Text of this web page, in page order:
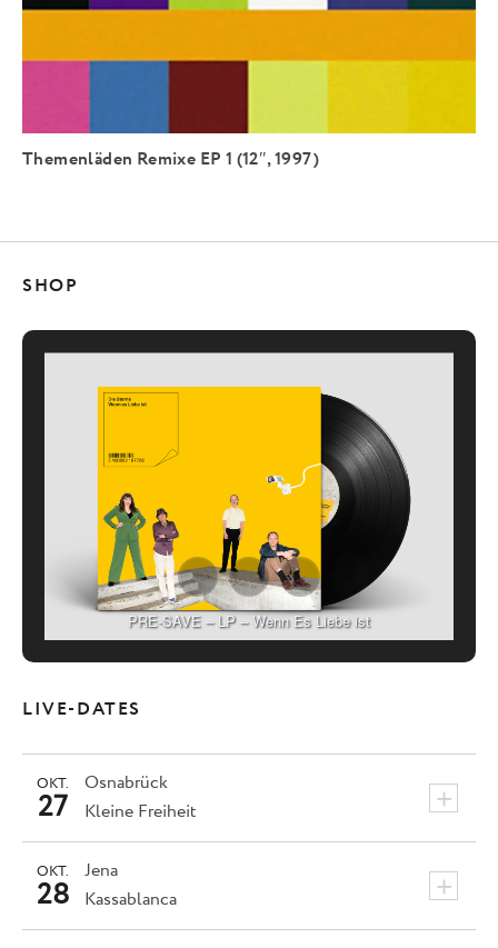
Themenläden Remixe EP 1 (12″, 1997)
SHOP
PRE-SAVE – LP – Wenn Es Liebe ist
LIVE-DATES
Osnabrück +
OKT.
27 Kleine Freiheit
Jena +
OKT.
28 Kassablanca